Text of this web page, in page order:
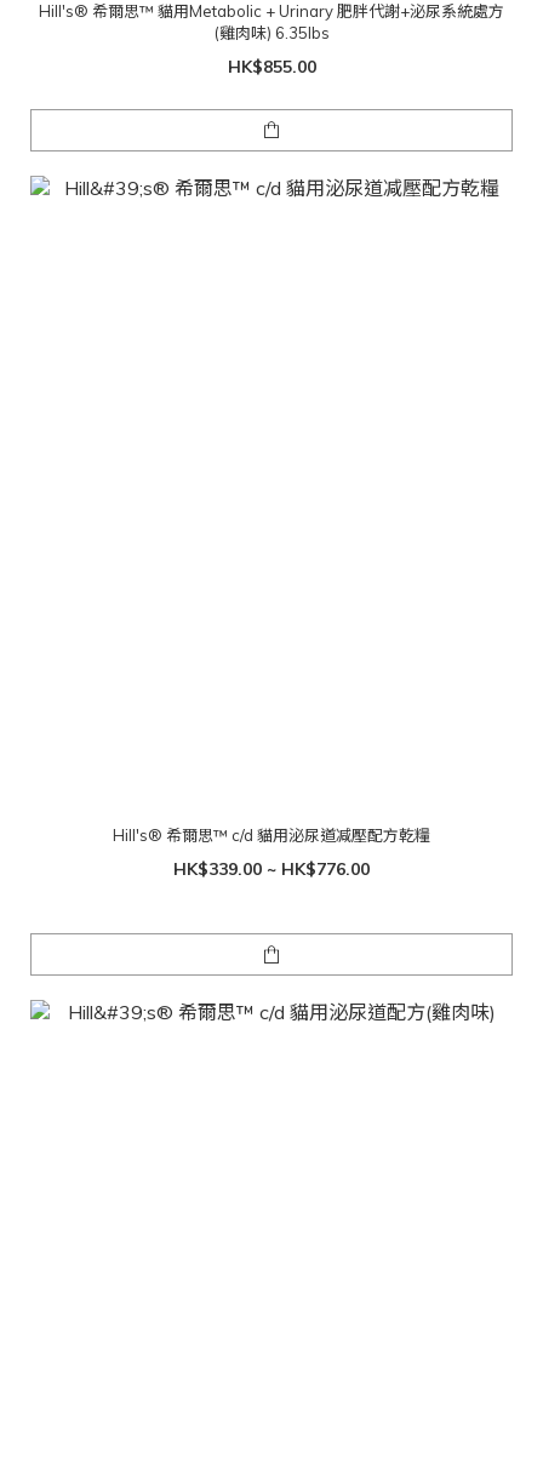
Hill's® 希爾思™ 貓用Metabolic + Urinary 肥胖代謝+泌尿系統處方
(雞肉味) 6.35lbs
HK$855.00
Hill's® 希爾思™ c/d 貓用泌尿道减壓配方乾糧
HK$339.00 ~ HK$776.00